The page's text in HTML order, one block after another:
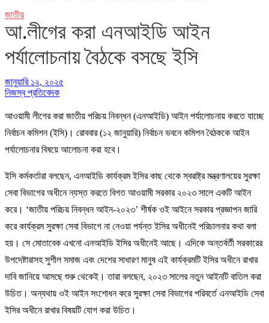
জাতীয়
আ.লীগের করা এনআইডি আইন
পর্যালোচনায় বৈঠকে বসছে ইসি
জানুয়ারি ১২, ২০২৫
নিজস্ব প্রতিবেদক
আওয়ামী লীগের করা জাতীয় পরিচয় নিবন্ধন (এনআইডি) আইন পর্যালোচনায় করতে যাচ্ছে
নির্বাচন কমিশন (ইসি)। রোববার (১২ জানুয়ারি) নির্বাচন ভবনে কমিশন বৈঠককে আইন
পর্যালোচনার বিষয়ে আলোচনা করা হবে।
ইসি কর্মকর্তারা বলছেন, এনআইডি কার্যক্রম ইসির কাছ থেকে স্বরাষ্ট্র মন্ত্রণালয়ের সুরক্ষা
সেবা বিভাগের অধীনে ন্যস্ত করতে বিগত আওয়ামী সরকার ২০২৩ সালে একটি আইন
করে। ‘জাতীয় পরিচয় নিবন্ধন আইন-২০২৩’ শীর্ষক ওই আইনে সরকার প্রজ্ঞাপন জারি
করে কার্যক্রম সুরক্ষা সেবা বিভাগে না নেওয়া পর্যন্ত ইসির অধীনেই পরিচালনার কথা বলা
হয়। সে মোতাবেক এখনো এনআইডি ইসির অধীনেই আছে। এদিকে অন্তর্বর্তী সরকারের
উপদেষ্টারাসহ সুশীল সমাজ এবং দেশের সাধারণ মানুষ এই কার্যক্রমটি ইসির অধীনে রাখার
দাবি জানিয়ে আসছে শুরু থেকেই। তারা বলছেন, ২০২৩ সালের নতুন আইনটি বাতিল করা
উচিত। অন্যথায় ওই আইন সংশোধন করে সুরক্ষা সেবা বিভাগের পরিবর্তে এনআইডি সেবা
ইসির অধীনে রাখার বিষয়টি যোগ করা উচিত।